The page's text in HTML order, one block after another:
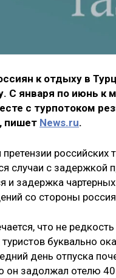
к отдыху в
С января по июнь к
с турпотоком
пишет News.ru.
случаи с задержкой
и задержка
со стороны
что не
туристов буквально
день отпуска
он задолжал отелю